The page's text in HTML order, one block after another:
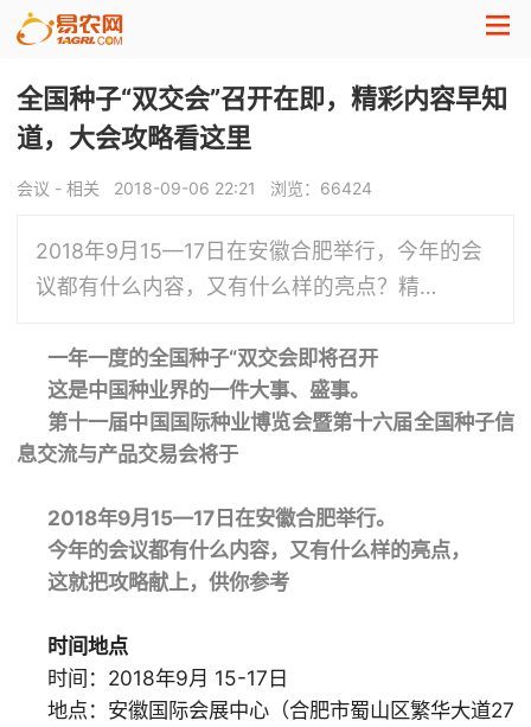
全国种子“双交会”召开在即，精彩内容早知
道，大会攻略看这里
会议 - 相关 2018-09-06 22:21 浏览： 66424
2018年9月15—17日在安徽合肥举行，今年的会
议都有什么内容，又有什么样的亮点？精…
一年一度的全国种子“双交会即将召开
这是中国种业界的一件大事、盛事。
第十一届中国国际种业博览会暨第十六届全国种子信
息交流与产品交易会将于
2018年9月15—17日在安徽合肥举行。
今年的会议都有什么内容，又有什么样的亮点，
这就把攻略献上，供你参考
时间地点
时间：2018年9月 15-17日
地点：安徽国际会展中心（合肥市蜀山区繁华大道27